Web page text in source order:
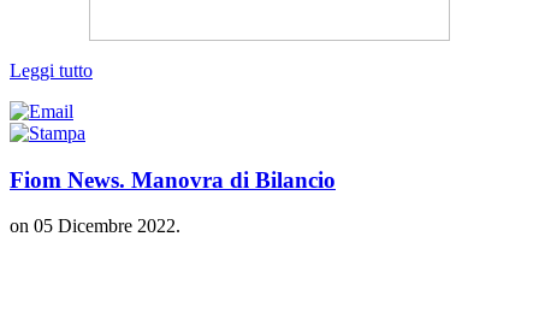
Leggi tutto
Fiom News. Manovra di Bilancio
on 05 Dicembre 2022.